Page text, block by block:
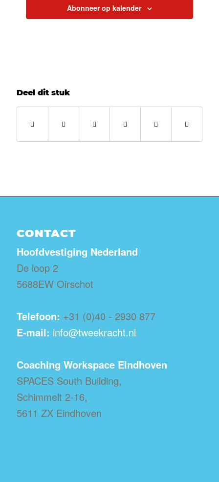
Abonneer op kalender
Deel dit stuk
CONTACT
Hoofdvestiging Nederland
De loop 2
5688EW Oirschot
Telefoon: +31 (0)40 - 2930 877
E-mail: info@tweekracht.nl
Coaching Workspace Eindhoven
SPACES South Building,
Schimmelt 2-16,
5611 ZX Eindhoven